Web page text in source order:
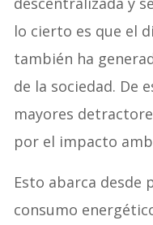
lo cierto es que el
también ha
de la sociedad. De
mayores
por el impacto
Esto abarca desde
consumo